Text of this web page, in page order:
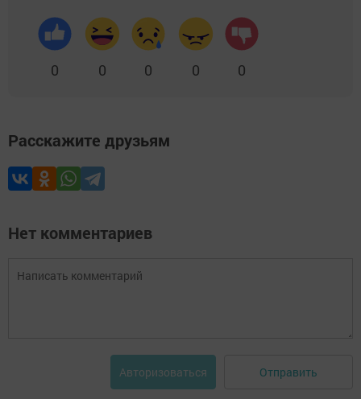
0 0 0 0 0
Расскажите друзьям
Нет комментариев
Авторизоваться Отправить